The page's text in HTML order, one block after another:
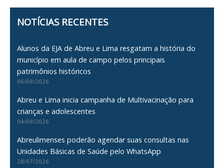
NOTÍCIAS RECENTES
Alunos da EJA de Abreu e Lima resgatam a história do
município em aula de campo pelos principais
patrimônios históricos
06/08/2026
Abreu e Lima inicia campanha de Multivacinação para
crianças e adolescentes
04/08/2026
Abreulimenses poderão agendar suas consultas nas
Unidades Básicas de Saúde pelo WhatsApp
28/07/2026